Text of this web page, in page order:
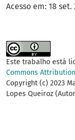
Acesso em: 18 set.
Este trabalho está
Commons
Copyright (c) 2023
Lopes Queiroz